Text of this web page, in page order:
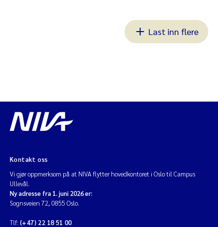
Last inn flere
Kontakt oss
Vi gjør oppmerksom på at NIVA flytter hovedkontoret i Oslo til Campus
Ullevål.
Ny adresse fra 1. juni 2026 er:
Sognsveien 72, 0855 Oslo.
Tlf: (+47) 22 18 51 00